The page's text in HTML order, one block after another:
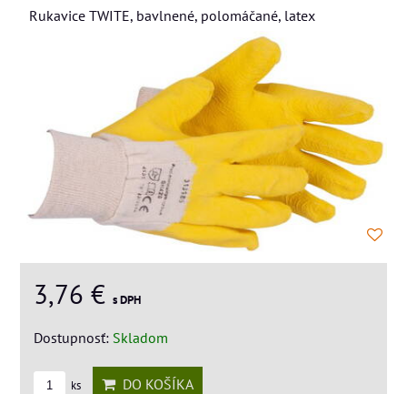
Rukavice TWITE, bavlnené, polomáčané, latex
3,76 € s DPH
Dostupnosť: Skladom
ks DO KOŠÍKA